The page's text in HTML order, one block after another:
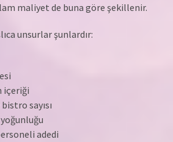
maliyet de buna göre şekillenir.
unsurlar şunlardır:
içeriği
sayısı
adedi